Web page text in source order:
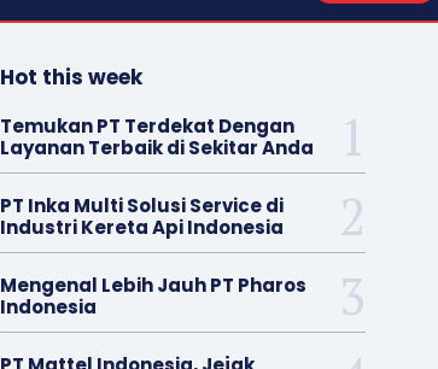
Hot this week
Temukan PT Terdekat Dengan
Layanan Terbaik di Sekitar Anda
PT Inka Multi Solusi Service di
Industri Kereta Api Indonesia
Mengenal Lebih Jauh PT Pharos
Indonesia